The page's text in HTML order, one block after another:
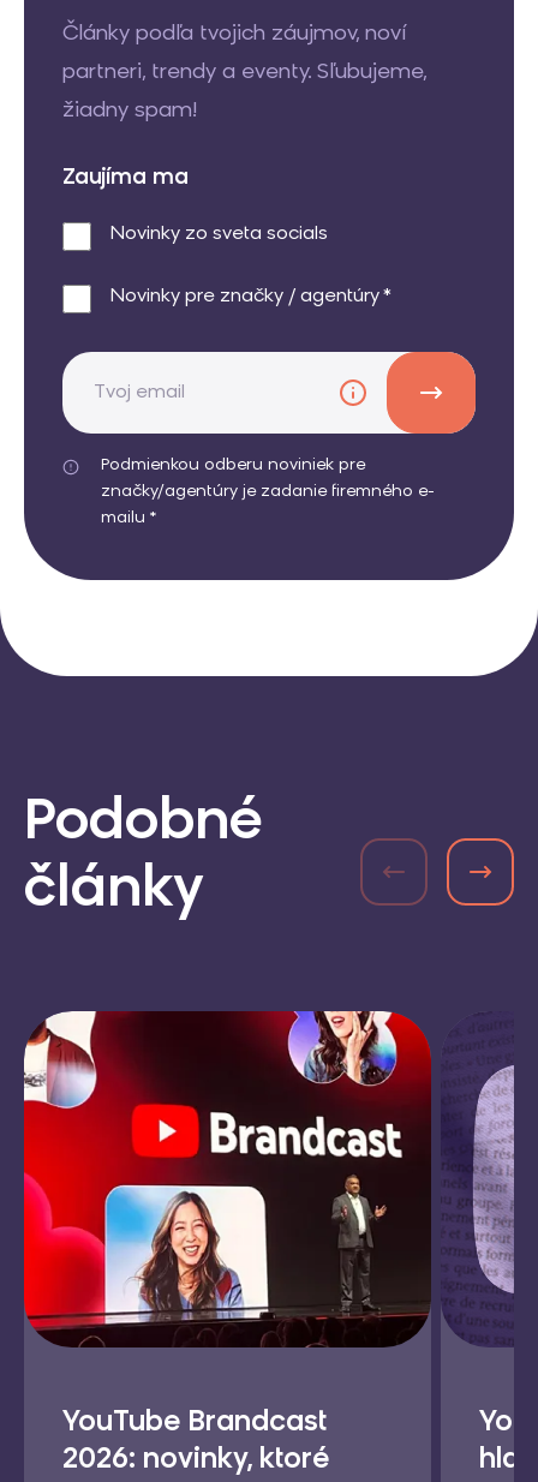
Články podľa tvojich záujmov, noví
partneri, trendy a eventy. Sľubujeme,
žiadny spam!
Zaujíma ma
Novinky zo sveta socials
Novinky pre značky / agentúry *
Podmienkou odberu noviniek pre
značky/agentúry je zadanie firemného e-
mailu *
Podobné
články
YouTube Brandcast
2026: novinky, ktoré